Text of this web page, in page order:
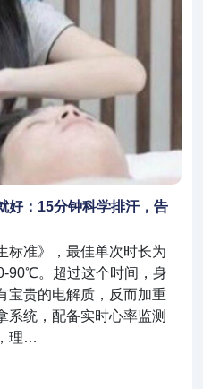
好：15分钟科学排汗，告
标准》，最佳单次时长为
90℃。超过这个时间，身
宝贵的电解质，反而加重
系统，配备实时心率监测
理…